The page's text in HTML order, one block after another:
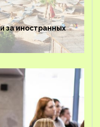
за иностранных